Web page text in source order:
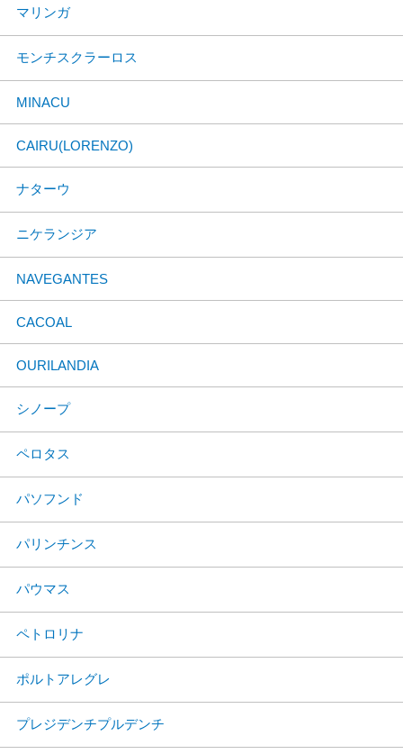
マリンガ
モンチスクラーロス
MINACU
CAIRU(LORENZO)
ナターウ
ニケランジア
NAVEGANTES
CACOAL
OURILANDIA
シノープ
ペロタス
パソフンド
パリンチンス
パウマス
ペトロリナ
ポルトアレグレ
プレジデンチプルデンチ